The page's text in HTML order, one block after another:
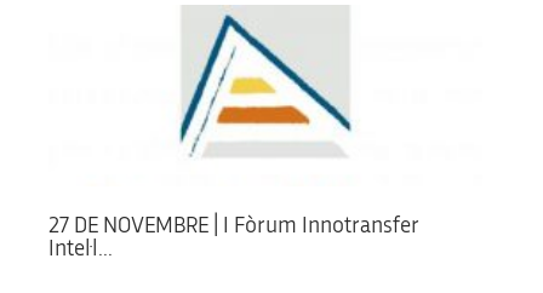
27 DE NOVEMBRE | I Fòrum Innotransfer
Intel·l...